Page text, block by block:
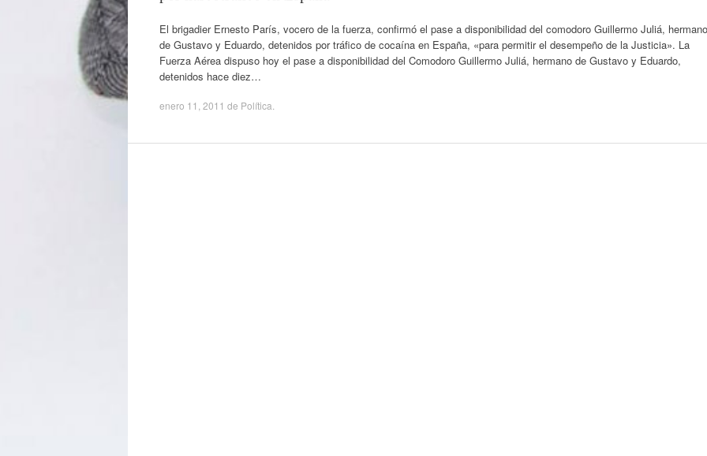
El brigadier Ernesto París, vocero de la fuerza, confirmó el pase a disponibilidad del comodoro Guillermo Juliá, hermano
de Gustavo y Eduardo, detenidos por tráfico de cocaína en España, «para permitir el desempeño de la Justicia». La
Fuerza Aérea dispuso hoy el pase a disponibilidad del Comodoro Guillermo Juliá, hermano de Gustavo y Eduardo,
detenidos hace diez…
enero 11, 2011 de Política